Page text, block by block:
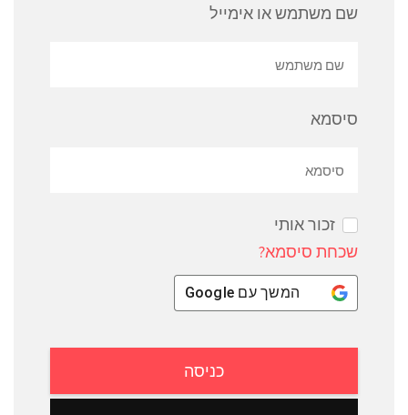
שם משתמש או אימייל
סיסמא
זכור אותי
שכחת סיסמא?
המשך עם Google